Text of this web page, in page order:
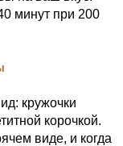
минут при 200
кружочки
корочкой.
виде, и когда